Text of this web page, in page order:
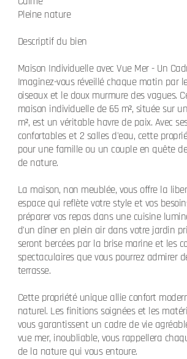
Pleine nature
Descriptif du bien
Maison Individuelle avec Vue Mer - Un
Imaginez-vous réveillé chaque matin par
oiseaux et le doux murmure des vagues.
maison individuelle de 65 m², située sur
m², est un véritable havre de paix. Avec
confortables et 2 salles d'eau, cette
pour une famille ou un couple en quête
de nature.
La maison, non meublée, vous offre la
espace qui reflète votre style et vos
préparer vos repas dans une cuisine
d'un dîner en plein air dans votre jardin
seront bercées par la brise marine et les
spectaculaires que vous pourrez admirer
terrasse.
Cette propriété unique allie confort
naturel. Les finitions soignées et les
vous garantissent un cadre de vie
vue mer, inoubliable, vous rappellera
de la nature qui vous entoure.